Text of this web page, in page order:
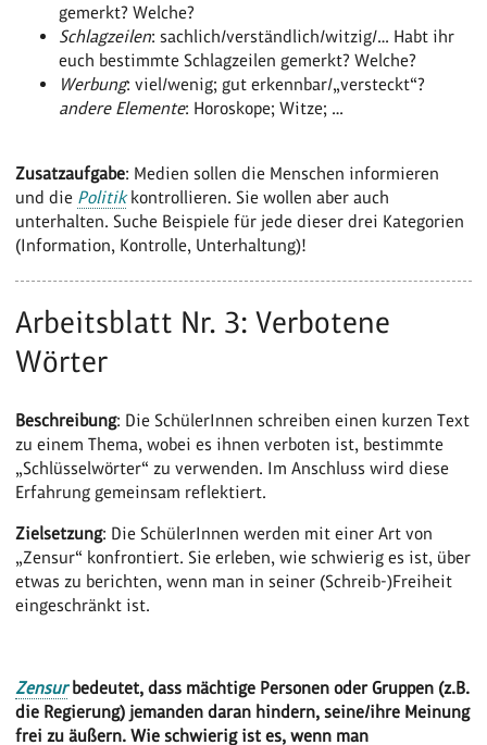
gemerkt? Welche?
Schlagzeilen: sachlich/verständlich/witzig/… Habt ihr
euch bestimmte Schlagzeilen gemerkt? Welche?
Werbung: viel/wenig; gut erkennbar/„versteckt“?
andere Elemente: Horoskope; Witze; …
Zusatzaufgabe: Medien sollen die Menschen informieren
und die Politikkontrollieren. Sie wollen aber auch
unterhalten. Suche Beispiele für jede dieser drei Kategorien
(Information, Kontrolle, Unterhaltung)!
Arbeitsblatt Nr. 3: Verbotene
Wörter
Beschreibung: Die SchülerInnen schreiben einen kurzen Text
zu einem Thema, wobei es ihnen verboten ist, bestimmte
„Schlüsselwörter“ zu verwenden. Im Anschluss wird diese
Erfahrung gemeinsam reflektiert.
Zielsetzung: Die SchülerInnen werden mit einer Art von
„Zensur“ konfrontiert. Sie erleben, wie schwierig es ist, über
etwas zu berichten, wenn man in seiner (Schreib-)Freiheit
eingeschränkt ist.
Zensurbedeutet, dass mächtige Personen oder Gruppen (z.B.
die Regierung) jemanden daran hindern, seine/ihre Meinung
frei zu äußern. Wie schwierig ist es, wenn man